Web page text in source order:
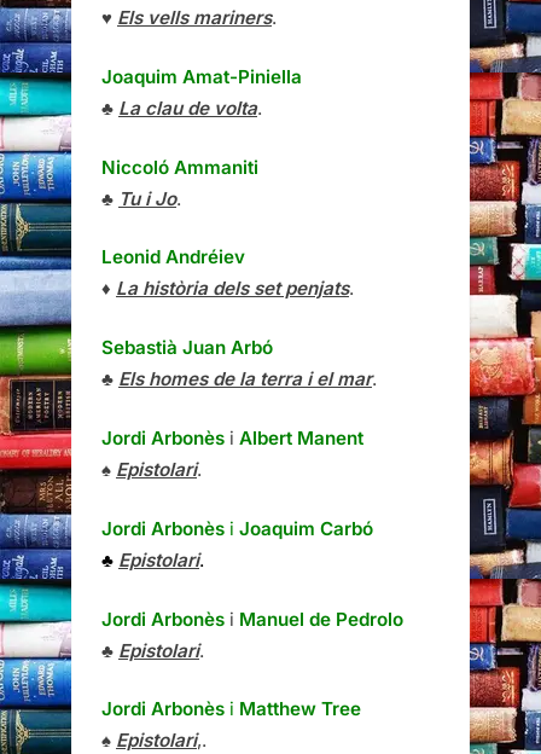
♥ Els vells mariners.
Joaquim Amat-Piniella
♣ La clau de volta.
Niccoló Ammaniti
♣ Tu i Jo.
Leonid Andréiev
♦ La història dels set penjats.
Sebastià Juan Arbó
♣ Els homes de la terra i el mar.
Jordi Arbonès i Albert Manent
♠ Epistolari.
Jordi Arbonès i Joaquim Carbó
♣ Epistolari.
Jordi Arbonès i Manuel de Pedrolo
♣ Epistolari.
Jordi Arbonès i Matthew Tree
♠ Epistolari,.